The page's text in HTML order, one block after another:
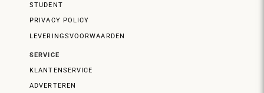
STUDENT
PRIVACY POLICY
LEVERINGSVOORWAARDEN
SERVICE
KLANTENSERVICE
ADVERTEREN